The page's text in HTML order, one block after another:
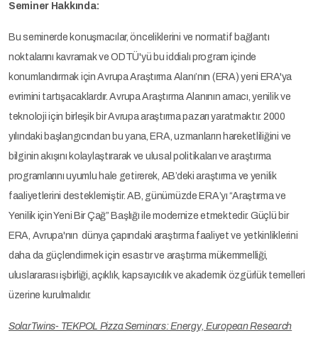
Seminer Hakkında:
Bu seminerde konuşmacılar, önceliklerini ve normatif bağlantı
noktalarını kavramak ve ODTÜ'yü bu iddialı program içinde
konumlandırmak için Avrupa Araştırma Alanı’nın (ERA) yeni ERA'ya
evrimini tartışacaklardır. Avrupa Araştırma Alanının amacı, yenilik ve
teknoloji için birleşik bir Avrupa araştırma pazarı yaratmaktır. 2000
yılındaki başlangıcından bu yana, ERA, uzmanların hareketliliğini ve
bilginin akışını kolaylaştırarak ve ulusal politikaları ve araştırma
programlarını uyumlu hale getirerek, AB’deki araştırma ve yenilik
faaliyetlerini desteklemiştir. AB, günümüzde ERA’yı “Araştırma ve
Yenilik için Yeni Bir Çağ” Başlığı ile modernize etmektedir. Güçlü bir
ERA, Avrupa'nın dünya çapındaki araştırma faaliyet ve yetkinliklerini
daha da güçlendirmek için esastır ve araştırma mükemmelliği,
uluslararası işbirliği, açıklık, kapsayıcılık ve akademik özgürlük temelleri
üzerine kurulmalıdır.
SolarTwins- TEKPOL Pizza Seminars: Energy, European Research